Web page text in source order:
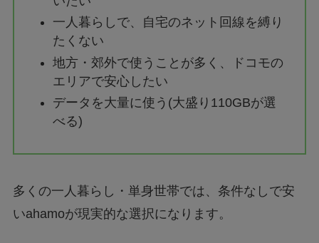
一人暮らしで、自宅のネット回線を縛り
たくない
地方・郊外で使うことが多く、ドコモの
エリアで安心したい
データを大量に使う(大盛り110GBが選
べる)
多くの一人暮らし・単身世帯では、条件なしで安
いahamoが現実的な選択になります。